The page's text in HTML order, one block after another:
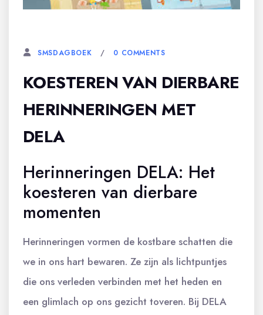
SMSDAGBOEK 0 COMMENTS
KOESTEREN VAN DIERBARE
HERINNERINGEN MET
DELA
Herinneringen DELA: Het
koesteren van dierbare
momenten
Herinneringen vormen de kostbare schatten die
we in ons hart bewaren. Ze zijn als lichtpuntjes
die ons verleden verbinden met het heden en
een glimlach op ons gezicht toveren. Bij DELA